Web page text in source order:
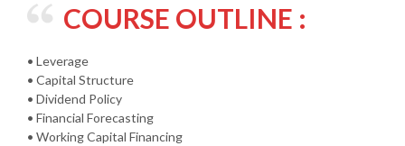
COURSE OUTLINE :
• Leverage
• Capital Structure
• Dividend Policy
• Financial Forecasting
• Working Capital Financing